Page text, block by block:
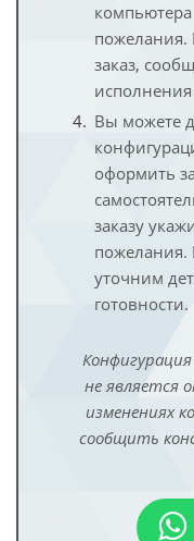
пожелания.
заказ,
исполнения
Вы можете
оформить
заказу
пожелания.
уточним
готовности.
не является
изменениях
сообщить